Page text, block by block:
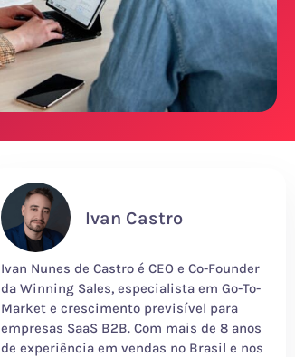
Ivan Castro
Ivan Nunes de Castro é CEO e Co-Founder
da Winning Sales, especialista em Go-To-
Market e crescimento previsível para
empresas SaaS B2B. Com mais de 8 anos
de experiência em vendas no Brasil e nos